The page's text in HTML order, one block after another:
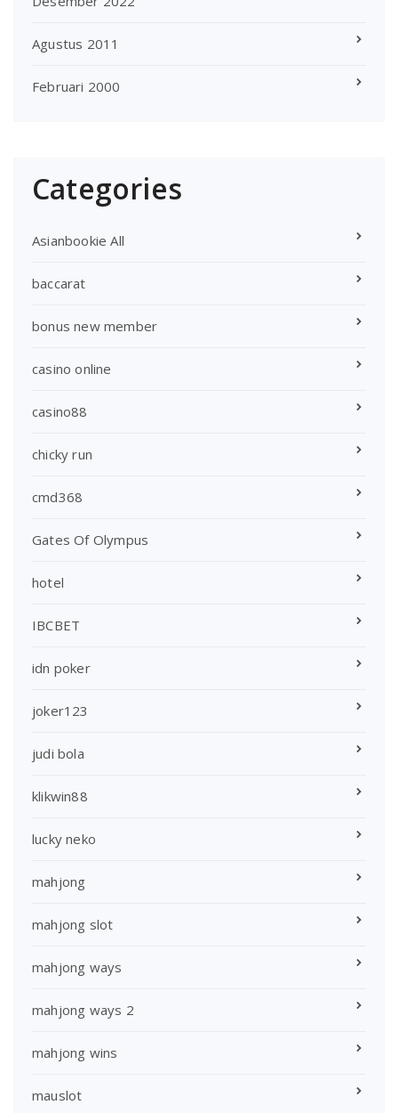
Agustus 2011
Februari 2000
Categories
Asianbookie All
baccarat
bonus new member
casino online
casino88
chicky run
cmd368
Gates Of Olympus
hotel
IBCBET
idn poker
joker123
judi bola
klikwin88
lucky neko
mahjong
mahjong slot
mahjong ways
mahjong ways 2
mahjong wins
mauslot